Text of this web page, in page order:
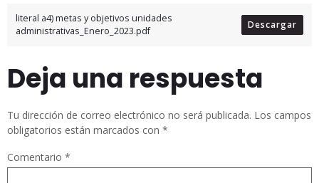
literal a4) metas y objetivos unidades
administrativas_Enero_2023.pdf
Descargar
Deja una respuesta
Tu dirección de correo electrónico no será publicada. Los campos
obligatorios están marcados con *
Comentario *